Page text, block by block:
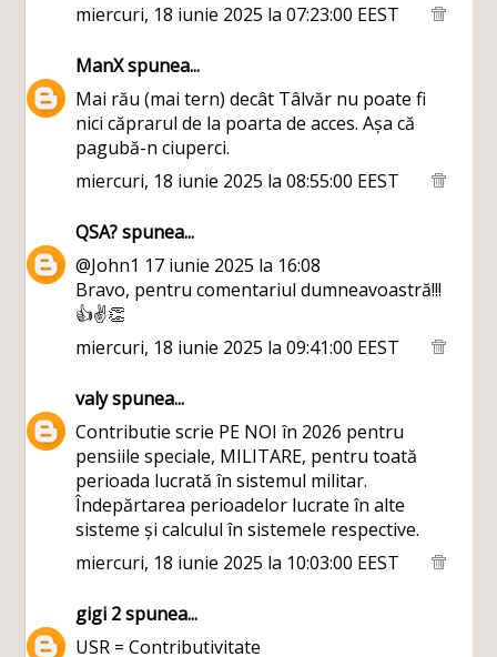
miercuri, 18 iunie 2025 la 07:23:00 EEST
ManXspunea...
Mai rău (mai tern) decât Tâlvăr nu poate fi
nici căprarul de la poarta de acces. Așa că
pagubă-n ciuperci.
miercuri, 18 iunie 2025 la 08:55:00 EEST
QSA?spunea...
@John1 17 iunie 2025 la 16:08
Bravo, pentru comentariul dumneavoastră!!!
👍✌️👏
miercuri, 18 iunie 2025 la 09:41:00 EEST
valyspunea...
Contributie scrie PE NOI în 2026 pentru
pensiile speciale, MILITARE, pentru toată
perioada lucrată în sistemul militar.
Îndepărtarea perioadelor lucrate în alte
sisteme și calculul în sistemele respective.
miercuri, 18 iunie 2025 la 10:03:00 EEST
gigi 2spunea...
USR = Contributivitate